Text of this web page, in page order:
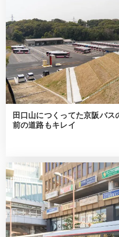
田口山につくってた京阪バス
前の道路もキレイ